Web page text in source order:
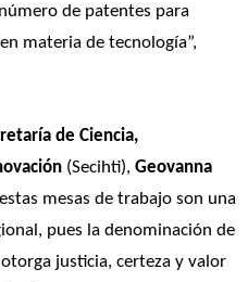
de patentes para
materia de tecnología”,
de Ciencia,
(Secihti), Geovanna
mesas de trabajo son una
pues la denominación de
justicia, certeza y valor